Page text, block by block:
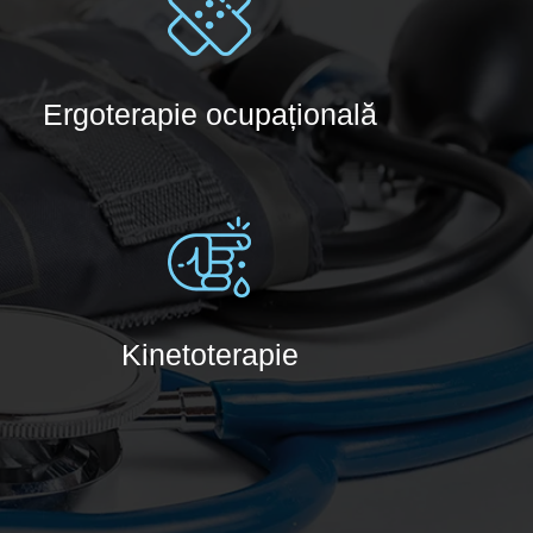
Ergoterapie ocupațională
Kinetoterapie